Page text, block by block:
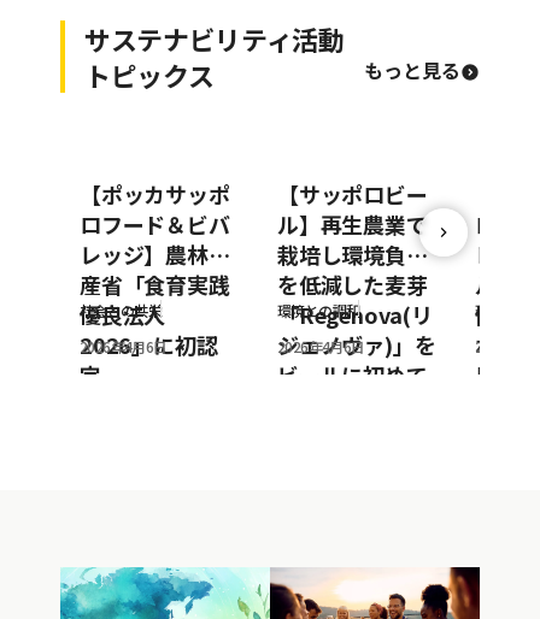
サステナビリティ活動
トピックス
もっと見る
【ポッカサッポ
ロフード＆ビバ
レッジ】農林水
産省「食育実践
優良法人
2026」に初認
定
社会との共栄
2026年4月6日
【サッポロビー
ル】再生農業で
栽培し環境負荷
を低減した麦芽
「Regenova(リ
ジェノヴァ)」を
ビールに初めて
環境との調和
2026年4月6日
ロフ
レッ
ルto
働に
ボト
用を
環境との
2026年3